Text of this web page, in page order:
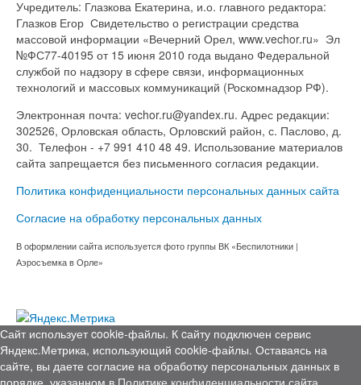
Учредитель: Глазкова Екатерина, и.о. главного редактора:
Глазков Егор Свидетельство о регистрации средства
массовой информации «Вечерний Орел, www.vechor.ru» Эл
№ФС77-40195 от 15 июня 2010 года выдано Федеральной
службой по надзору в сфере связи, информационных
технологий и массовых коммуникаций (Роскомнадзор РФ).
Электронная почта: vechor.ru@yandex.ru. Адрес редакции:
302526, Орловская область, Орловский район, с. Паслово, д.
30. Телефон - +7 991 410 48 49. Использование материалов
сайта запрещается без письменного согласия редакции.
Политика конфиденциальности персональных данных сайта
Согласие на обработку персональных данных
В оформлении сайта используется фото группы ВК «Беспилотники |
Аэросъемка в Орле»
Сайт использует cookie-файлы. К cайту подключен сервис
Яндекс.Метрика, использующий cookie-файлы. Оставаясь на
сайте, вы даете согласие на обработку персональных данных в
порядке, указанном в Политике конфиденциальности сайта